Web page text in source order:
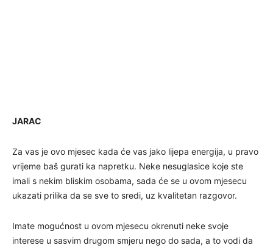
JARAC
Za vas je ovo mjesec kada će vas jako lijepa energija, u pravo
vrijeme baš gurati ka napretku. Neke nesuglasice koje ste
imali s nekim bliskim osobama, sada će se u ovom mjesecu
ukazati prilika da se sve to sredi, uz kvalitetan razgovor.
Imate mogućnost u ovom mjesecu okrenuti neke svoje
interese u sasvim drugom smjeru nego do sada, a to vodi da